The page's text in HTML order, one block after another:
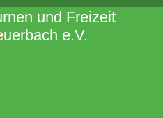
und Freizeit
e.V.